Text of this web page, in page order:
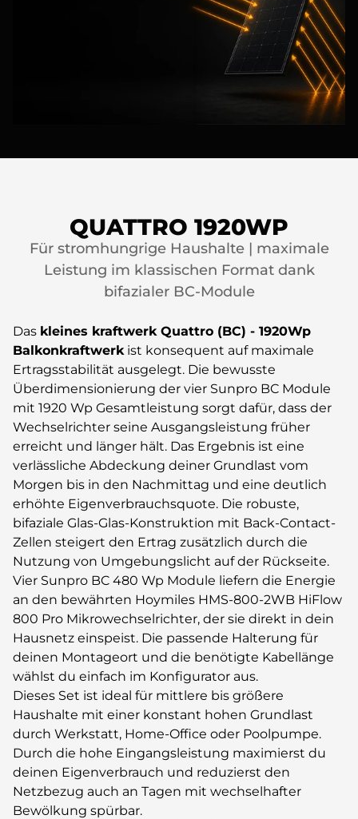
QUATTRO 1920WP
Für stromhungrige Haushalte | maximale
Leistung im klassischen Format dank
bifazialer BC-Module
Das kleines kraftwerkQuattro (BC) - 1920Wp
Balkonkraftwerkist konsequent auf maximale
Ertragsstabilität ausgelegt. Die bewusste
Überdimensionierung der vier Sunpro BC Module
mit 1920 Wp Gesamtleistung sorgt dafür, dass der
Wechselrichter seine Ausgangsleistung früher
erreicht und länger hält. Das Ergebnis ist eine
verlässliche Abdeckung deiner Grundlast vom
Morgen bis in den Nachmittag und eine deutlich
erhöhte Eigenverbrauchsquote. Die robuste,
bifaziale Glas-Glas-Konstruktion mit Back-Contact-
Zellen steigert den Ertrag zusätzlich durch die
Nutzung von Umgebungslicht auf der Rückseite.
Vier Sunpro BC 480 Wp Module liefern die Energie
an den bewährten Hoymiles HMS-800-2WB HiFlow
800 Pro Mikrowechselrichter, der sie direkt in dein
Hausnetz einspeist. Die passende Halterung für
deinen Montageort und die benötigte Kabellänge
wählst du einfach im Konfigurator aus.
Dieses Set ist ideal für mittlere bis größere
Haushalte mit einer konstant hohen Grundlast
durch Werkstatt, Home-Office oder Poolpumpe.
Durch die hohe Eingangsleistung maximierst du
deinen Eigenverbrauch und reduzierst den
Netzbezug auch an Tagen mit wechselhafter
Bewölkung spürbar.